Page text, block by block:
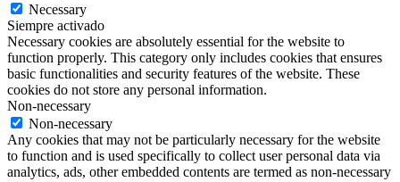
Necessary
Siempre activado
Necessary cookies are absolutely essential for the website to
function properly. This category only includes cookies that ensures
basic functionalities and security features of the website. These
cookies do not store any personal information.
Non-necessary
Non-necessary
Any cookies that may not be particularly necessary for the website
to function and is used specifically to collect user personal data via
analytics, ads, other embedded contents are termed as non-necessary